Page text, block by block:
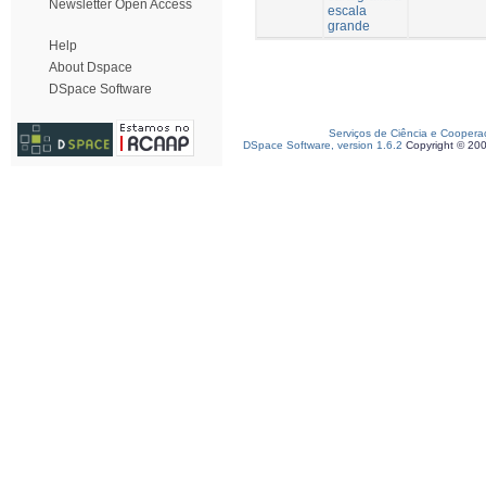
Newsletter Open Access
Help
About Dspace
DSpace Software
escala
grande
Serviços de Ciência e
DSpace Software, version 1.6.2 Copyright ©